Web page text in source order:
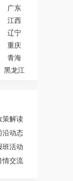
广东
江西
辽宁
重庆
青海
黑龙江
策解读
沿动态
班活动
情交流